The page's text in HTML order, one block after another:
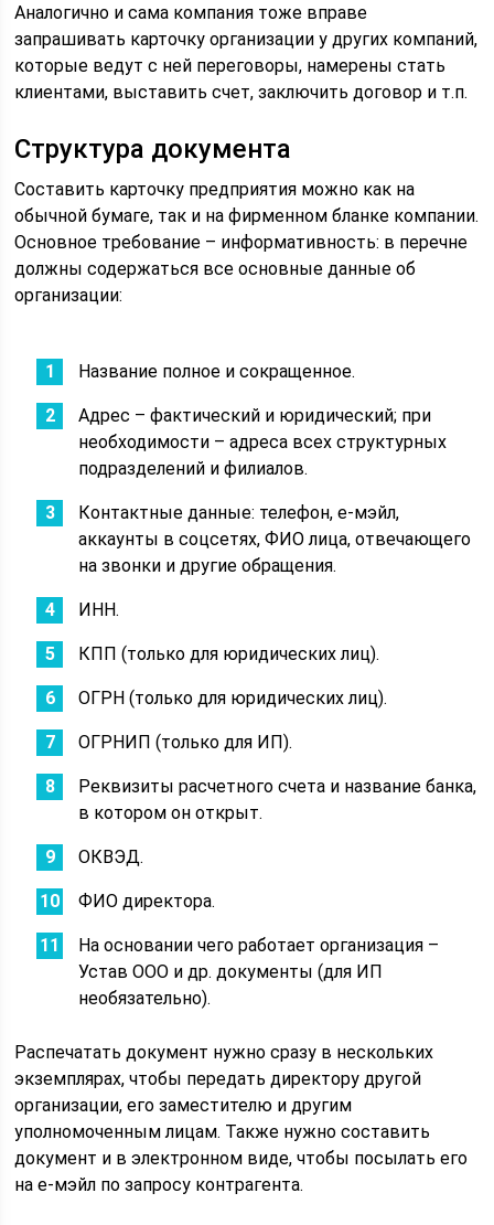
Аналогично и сама компания тоже вправе
запрашивать карточку организации у других компаний,
которые ведут с ней переговоры, намерены стать
клиентами, выставить счет, заключить договор и т.п.
Структура документа
Составить карточку предприятия можно как на
обычной бумаге, так и на фирменном бланке компании.
Основное требование – информативность: в перечне
должны содержаться все основные данные об
организации:
Название полное и сокращенное.
Адрес – фактический и юридический; при
необходимости – адреса всех структурных
подразделений и филиалов.
Контактные данные: телефон, е-мэйл,
аккаунты в соцсетях, ФИО лица, отвечающего
на звонки и другие обращения.
ИНН.
КПП (только для юридических лиц).
ОГРН (только для юридических лиц).
ОГРНИП (только для ИП).
Реквизиты расчетного счета и название банка,
в котором он открыт.
ОКВЭД.
ФИО директора.
На основании чего работает организация –
Устав ООО и др. документы (для ИП
необязательно).
Распечатать документ нужно сразу в нескольких
экземплярах, чтобы передать директору другой
организации, его заместителю и другим
уполномоченным лицам. Также нужно составить
документ и в электронном виде, чтобы посылать его
на е-мэйл по запросу контрагента.